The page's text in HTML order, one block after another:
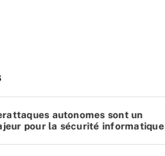
autonomes sont un
pour la sécurité informatique